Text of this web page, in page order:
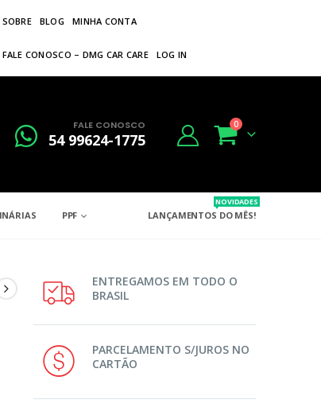
SOBRE BLOG MINHA CONTA
FALE CONOSCO – DMG CAR CARE LOG IN
FALE CONOSCO
54 99624-1775
0
PPF LANÇAMENTOS DO MÊS!
NOVIDADES
ENTREGAMOS EM TODO O
BRASIL
PARCELAMENTO S/JUROS NO
CARTÃO